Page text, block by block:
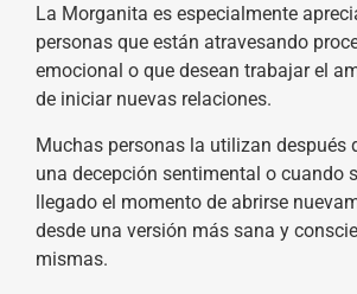
La Morganita es especialmente
personas que están atravesando
emocional o que desean trabajar el
de iniciar nuevas relaciones.
Muchas personas la utilizan después
una decepción sentimental o cuando
llegado el momento de abrirse
desde una versión más sana y
mismas.